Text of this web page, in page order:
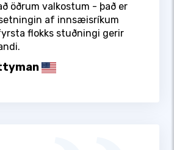
öðrum valkostum - það er
af innsæisríkum
flokks stuðningi gerir